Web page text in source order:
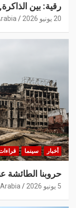
رقية: بين
20 يونيو 2026
أخبار سينما
حروبنا الطائشة
5 يونيو 2026